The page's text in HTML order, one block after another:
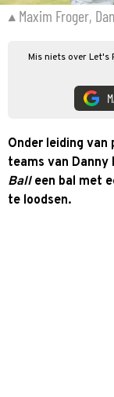
Maxim Froger,
Mis niets over Let's
Onder leiding
teams van Danny
Ball een bal met
te loodsen.